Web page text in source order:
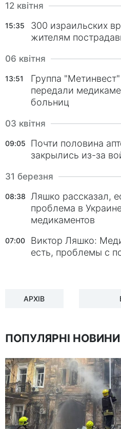
12 квітня
15:35
300 израильских
жителям
06 квітня
13:51
Группа
передали
больниц
03 квітня
09:05
Почти половина
закрылись из-за
31 березня
08:38
Ляшко рассказал,
проблема в
медикаментов
07:00
Виктор Ляшко:
есть, проблемы с
АРХІВ
ПОПУЛЯРНІ НОВИНИ